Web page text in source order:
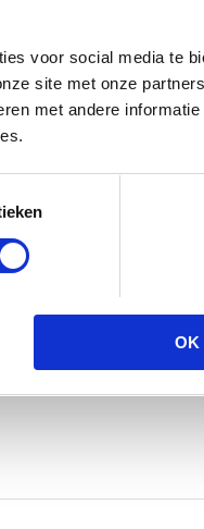
voor social media te
site met onze
met andere
OK